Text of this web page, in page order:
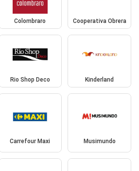
Colombraro Cooperativa Obrera
Rio Shop Deco Kinderland
Carrefour Maxi Musimundo